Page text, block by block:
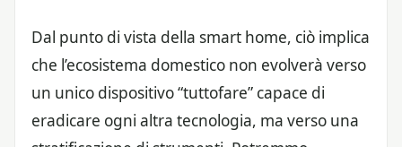
Dal punto di vista della smart home, ciò implica
che l’ecosistema domestico non evolverà verso
un unico dispositivo “tuttofare” capace di
eradicare ogni altra tecnologia, ma verso una